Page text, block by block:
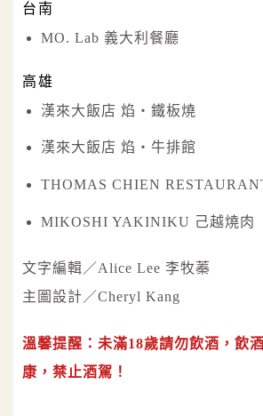
台南
MO. Lab 義大利餐廳
高雄
漢來大飯店 焰‧鐵板燒
漢來大飯店 焰‧牛排館
THOMAS CHIEN
MIKOSHI YAKINIKU 己越燒肉
文字編輯／Alice Lee 李牧蓁
主圖設計／Cheryl Kang
溫馨提醒：未滿18歲請勿飲酒，飲
康，禁止酒駕！